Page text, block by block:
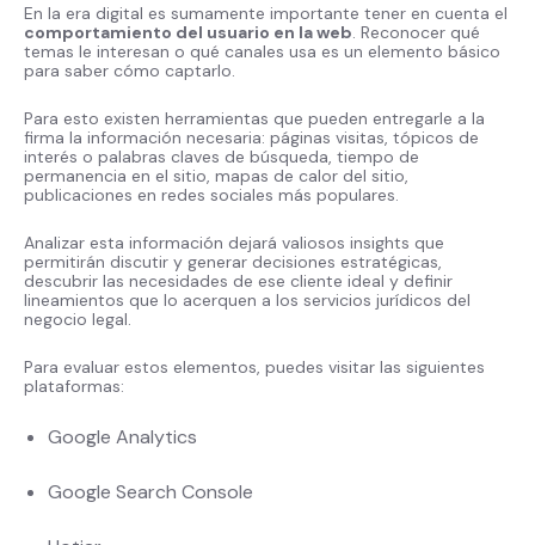
En la era digital es sumamente importante tener en cuenta el
comportamiento del usuario en la web . Reconocer qué
temas le interesan o qué canales usa es un elemento básico
para saber cómo captarlo.
Para esto existen herramientas que pueden entregarle a la
firma la información necesaria: páginas visitas, tópicos de
interés o palabras claves de búsqueda, tiempo de
permanencia en el sitio, mapas de calor del sitio,
publicaciones en redes sociales más populares.
Analizar esta información dejará valiosos insights que
permitirán discutir y generar decisiones estratégicas,
descubrir las necesidades de ese cliente ideal y definir
lineamientos que lo acerquen a los servicios jurídicos del
negocio legal.
Para evaluar estos elementos, puedes visitar las siguientes
plataformas:
Google Analytics
Google Search Console